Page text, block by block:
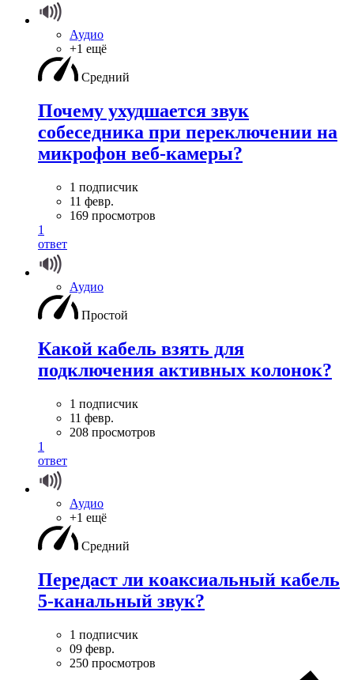
Аудио
+1 ещё
Средний
Почему ухудшается звук
собеседника при переключении на
микрофон веб-камеры?
1 подписчик
11 февр.
169 просмотров
1
ответ
Аудио
Простой
Какой кабель взять для
подключения активных колонок?
1 подписчик
11 февр.
208 просмотров
1
ответ
Аудио
+1 ещё
Средний
Передаст ли коаксиальный кабель
5-канальный звук?
1 подписчик
09 февр.
250 просмотров